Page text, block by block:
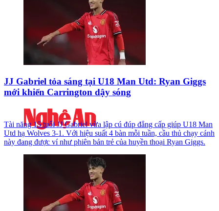
JJ Gabriel tỏa sáng tại U18 Man Utd: Ryan Giggs
mới khiến Carrington dậy sóng
Tài năng 15 tuổi JJ Gabriel vừa lập cú đúp đẳng cấp giúp U18 Man
Utd hạ Wolves 3-1. Với hiệu suất 4 bàn mỗi tuần, cầu thủ chạy cánh
này đang được ví như phiên bản trẻ của huyền thoại Ryan Giggs.